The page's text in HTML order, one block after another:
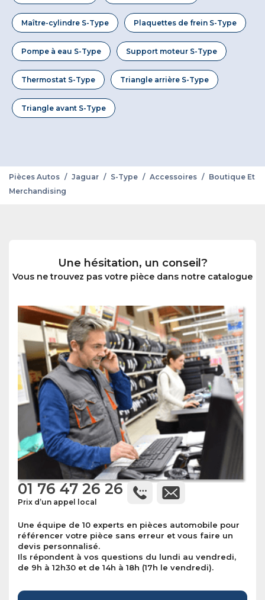
Maître-cylindre S-Type Plaquettes de frein S-Type
Pompe à eau S-Type Support moteur S-Type
Thermostat S-Type Triangle arrière S-Type
Triangle avant S-Type
Pièces Autos / Jaguar / S-Type / Accessoires / Boutique Et
Merchandising
Une hésitation, un conseil?
Vous ne trouvez pas votre pièce dans notre catalogue
01 76 47 26 26
Prix d’un appel local
Une équipe de 10 experts en pièces automobile pour
référencer votre pièce sans erreur et vous faire un
devis personnalisé.
Ils répondent à vos questions du lundi au vendredi,
de 9h à 12h30 et de 14h à 18h (17h le vendredi).